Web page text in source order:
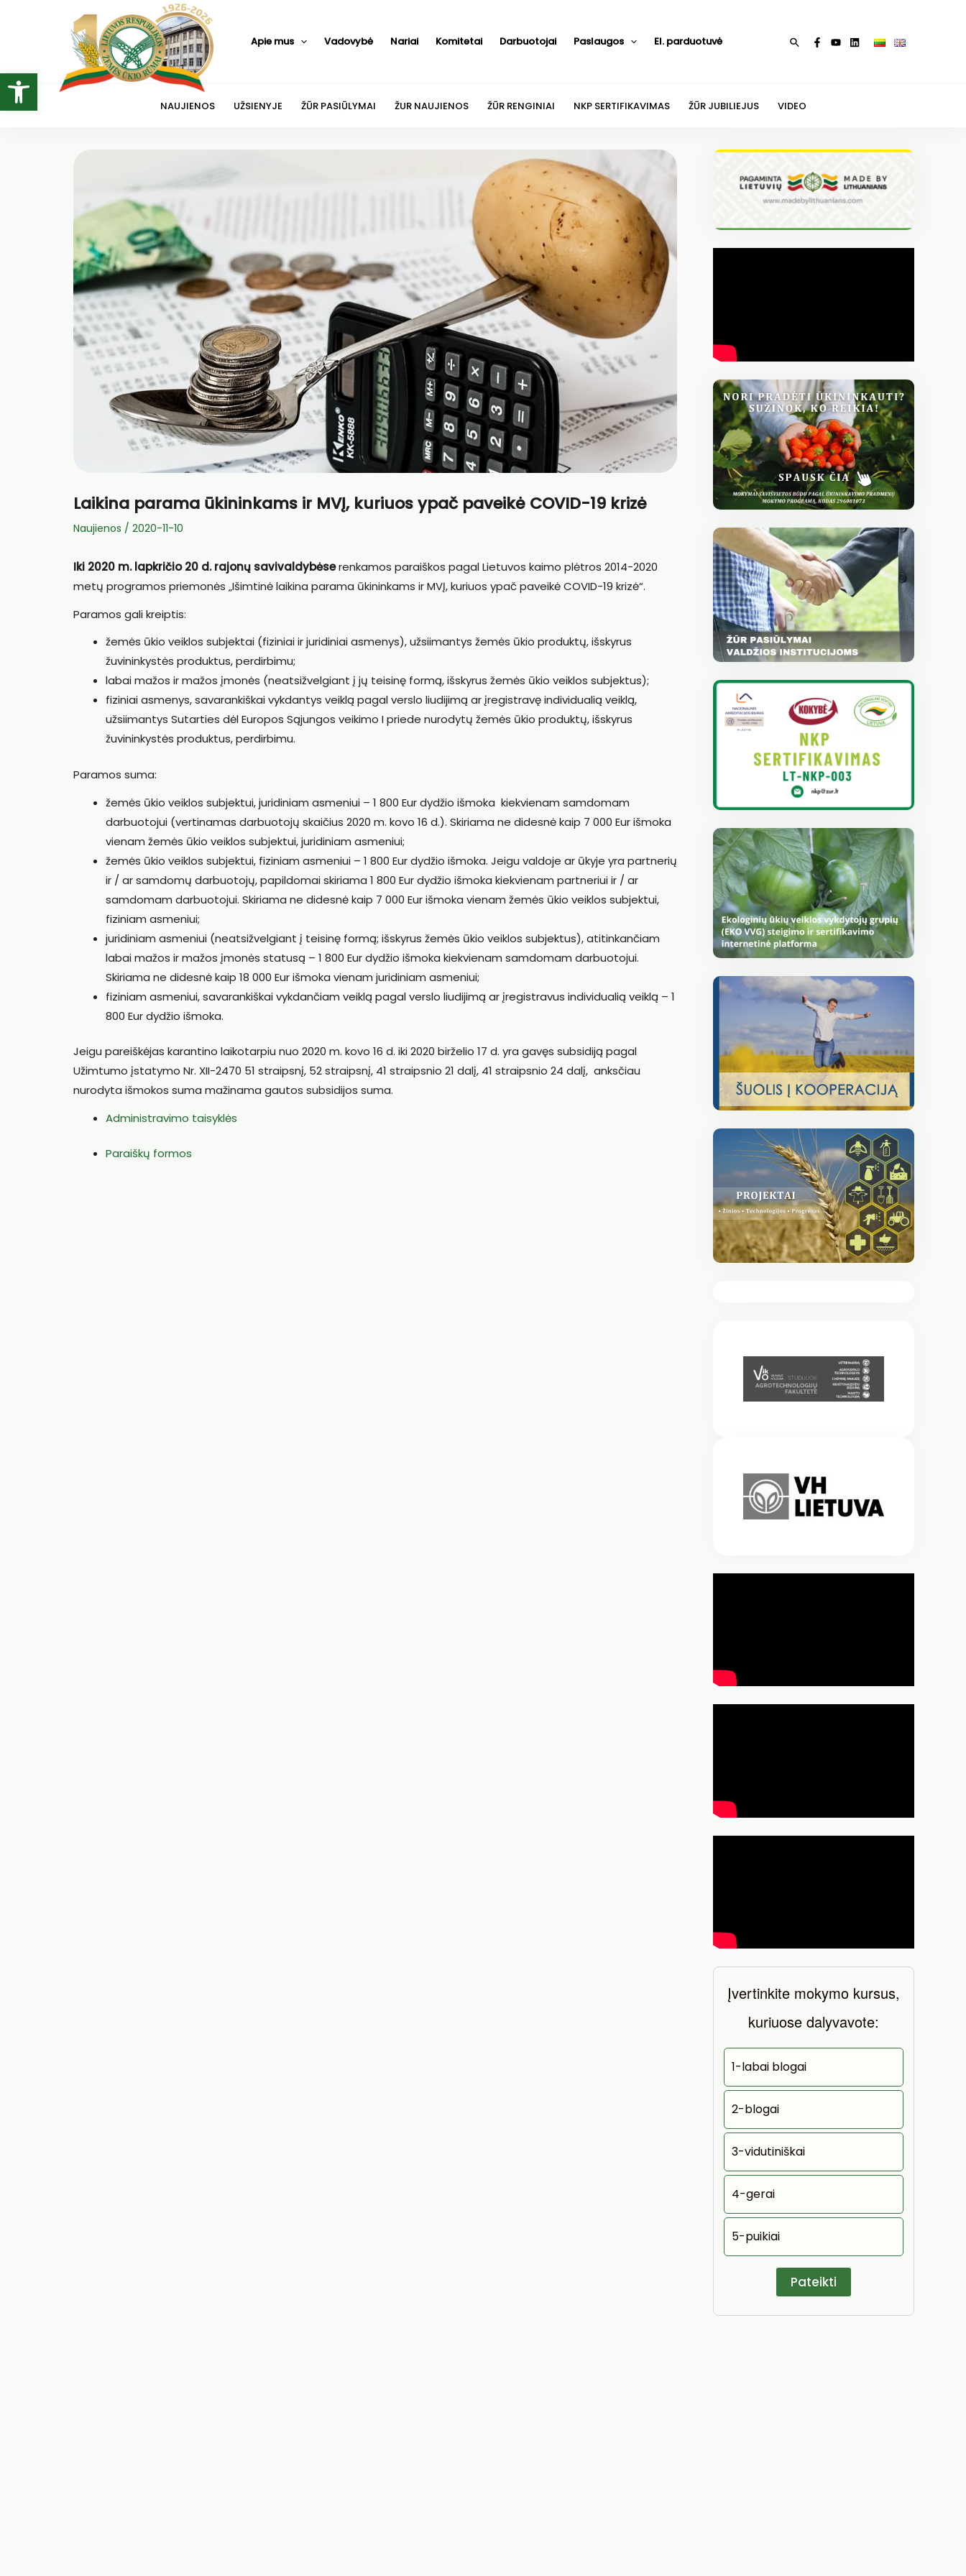
Open toolbar
Apie mus Vadovybė Nariai Komitetai Darbuotojai Paslaugos El. parduotuvė Paieška
NAUJIENOS UŽSIENYJE ŽŪR PASIŪLYMAI ŽUR NAUJIENOS ŽŪR RENGINIAI NKP SERTIFIKAVIMAS ŽŪR JUBILIEJUS VIDEO
Laikina parama ūkininkams ir MVĮ, kuriuos ypač paveikė COVID-19 krizė
Naujienos / 2020-11-10
Iki 2020 m. lapkričio 20 d. rajonų savivaldybėserenkamos paraiškos pagal Lietuvos kaimo plėtros 2014-2020
metų programos priemonės „Išimtinė laikina parama ūkininkams ir MVĮ, kuriuos ypač paveikė COVID-19 krizė“.
Paramos gali kreiptis:
žemės ūkio veiklos subjektai (fiziniai ir juridiniai asmenys), užsiimantys žemės ūkio produktų, išskyrus
žuvininkystės produktus, perdirbimu;
labai mažos ir mažos įmonės (neatsižvelgiant į jų teisinę formą, išskyrus žemės ūkio veiklos subjektus);
fiziniai asmenys, savarankiškai vykdantys veiklą pagal verslo liudijimą ar įregistravę individualią veiklą,
užsiimantys Sutarties dėl Europos Sąjungos veikimo I priede nurodytų žemės ūkio produktų, išskyrus
žuvininkystės produktus, perdirbimu.
Paramos suma:
žemės ūkio veiklos subjektui, juridiniam asmeniui – 1 800 Eur dydžio išmoka kiekvienam samdomam
darbuotojui (vertinamas darbuotojų skaičius 2020 m. kovo 16 d.). Skiriama ne didesnė kaip 7 000 Eur išmoka
vienam žemės ūkio veiklos subjektui, juridiniam asmeniui;
žemės ūkio veiklos subjektui, fiziniam asmeniui – 1 800 Eur dydžio išmoka. Jeigu valdoje ar ūkyje yra partnerių
ir / ar samdomų darbuotojų, papildomai skiriama 1 800 Eur dydžio išmoka kiekvienam partneriui ir / ar
samdomam darbuotojui. Skiriama ne didesnė kaip 7 000 Eur išmoka vienam žemės ūkio veiklos subjektui,
fiziniam asmeniui;
juridiniam asmeniui (neatsižvelgiant į teisinę formą; išskyrus žemės ūkio veiklos subjektus), atitinkančiam
labai mažos ir mažos įmonės statusą – 1 800 Eur dydžio išmoka kiekvienam samdomam darbuotojui.
Skiriama ne didesnė kaip 18 000 Eur išmoka vienam juridiniam asmeniui;
fiziniam asmeniui, savarankiškai vykdančiam veiklą pagal verslo liudijimą ar įregistravus individualią veiklą – 1
800 Eur dydžio išmoka.
Jeigu pareiškėjas karantino laikotarpiu nuo 2020 m. kovo 16 d. iki 2020 birželio 17 d. yra gavęs subsidiją pagal
Užimtumo įstatymo Nr. XII-2470 51 straipsnį, 52 straipsnį, 41 straipsnio 21 dalį, 41 straipsnio 24 dalį, anksčiau
nurodyta išmokos suma mažinama gautos subsidijos suma.
Administravimo taisyklės
Paraiškų formos
Įvertinkite mokymo kursus,
kuriuose dalyvavote:
1-labai blogai
2-blogai
3-vidutiniškai
4-gerai
5-puikiai